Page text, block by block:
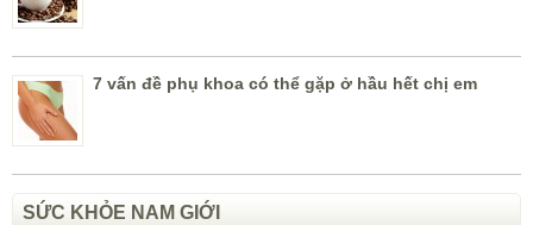
7 vấn đề phụ khoa có thể gặp ở hầu hết chị em
SỨC KHỎE NAM GIỚI